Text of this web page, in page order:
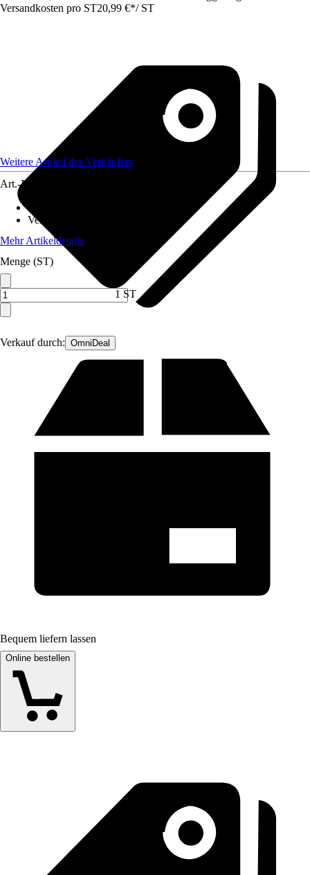
Versandkosten pro ST20,99 €*/ ST
Verkauf durch: OmniDeal
Weitere Artikel des Verkäufers
Art.-Nr.
Verbindung
Mehr Artikeldetails
Menge (ST)
1 ST
Bequem liefern lassen
Online bestellen